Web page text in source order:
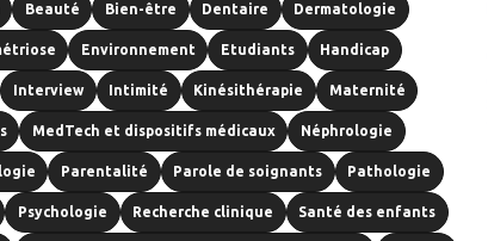
Beauté Bien-être Dentaire Dermatologie
Environnement Etudiants Handicap
Interview Intimité Kinésithérapie Maternité
MedTech et dispositifs médicaux Néphrologie
Parentalité Parole de soignants Pathologie
Psychologie Recherche clinique Santé des enfants